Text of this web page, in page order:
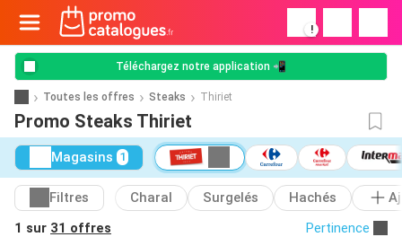
!
Téléchargez notre application 📲
Toutes les offres Steaks Thiriet
Promo Steaks Thiriet
Magasins 1
Filtres Charal Surgelés Hachés
1 sur 31 offres Pertinence